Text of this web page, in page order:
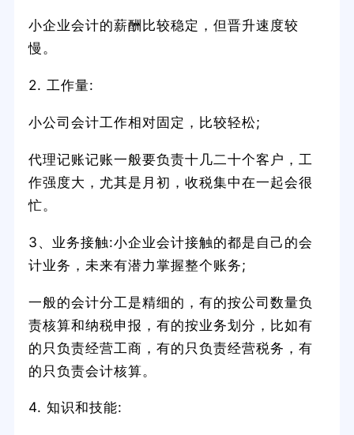
小企业会计的薪酬比较稳定，但晋升速度较
慢。
2. 工作量:
小公司会计工作相对固定，比较轻松;
代理记账记账一般要负责十几二十个客户，工
作强度大，尤其是月初，收税集中在一起会很
忙。
3、业务接触:小企业会计接触的都是自己的会
计业务，未来有潜力掌握整个账务;
一般的会计分工是精细的，有的按公司数量负
责核算和纳税申报，有的按业务划分，比如有
的只负责经营工商，有的只负责经营税务，有
的只负责会计核算。
4. 知识和技能: